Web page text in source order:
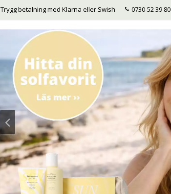
Trygg betalning med Klarna eller Swish 0730-52 39 80